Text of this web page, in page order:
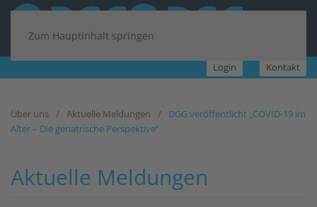
Zum Hauptinhalt springen
Login Kontakt
Über uns Aktuelle Meldungen
DGG veröffentlicht „COVID-19 im
Alter – Die geriatrische Perspektive“
Aktuelle Meldungen